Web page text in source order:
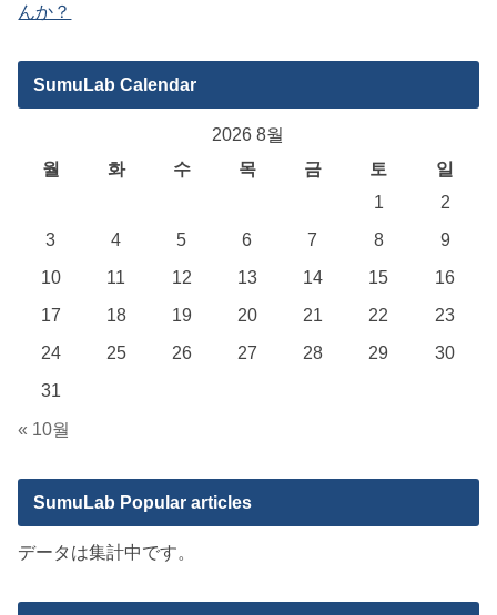
SumuLab Calendar
2026 8월
월
화 수 목 금 토
일
1
2
3
4 5 6 7 8
9
10
11 12 13 14 15
16
17
18 19 20 21 22
23
24
25 26 27 28 29
30
31
« 10월
SumuLab Popular articles
データは集計中です。